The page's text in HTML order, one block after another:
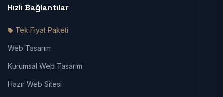
Hızlı Bağlantılar
Tek Fiyat Paketi
Web Tasarım
Kurumsal Web Tasarım
Hazır Web Sitesi